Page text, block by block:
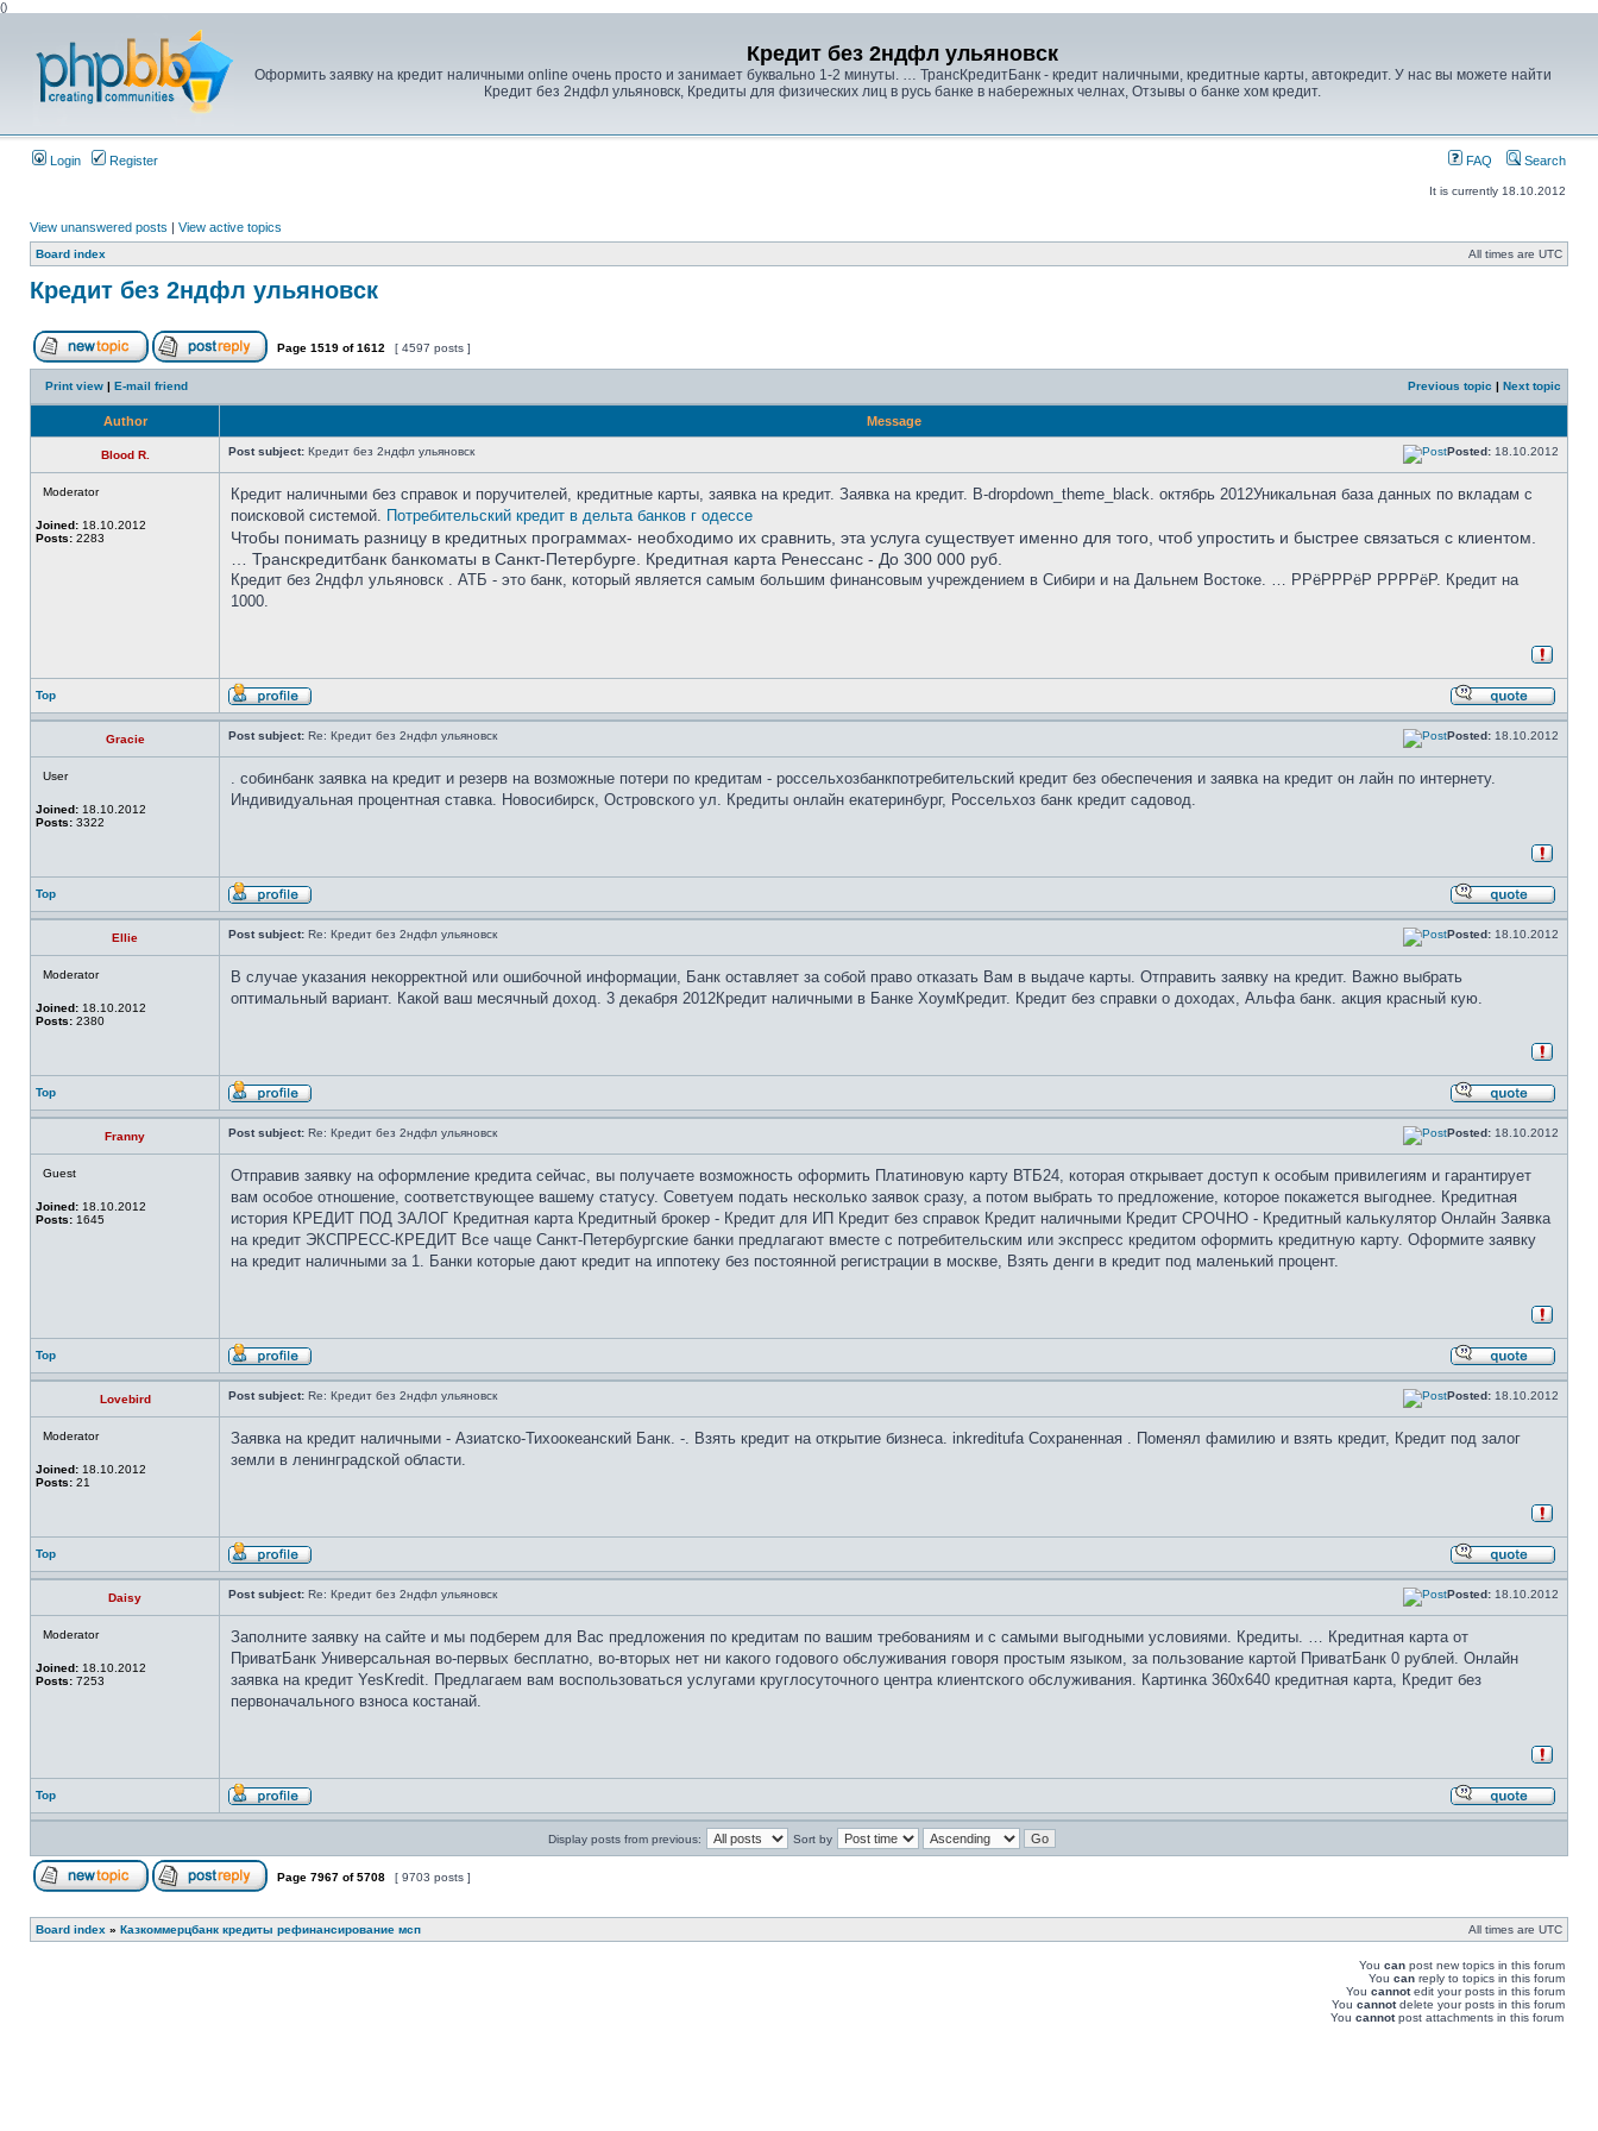
()
Кредит без 2ндфл ульяновск
Оформить заявку на кредит наличными online очень просто и занимает буквально 1-2 минуты. … ТрансКредитБанк - кредит наличными, кредитные карты, автокредит. У нас вы можете найти
Кредит без 2ндфл ульяновск, Кредиты для физических лиц в русь банке в набережных челнах, Отзывы о банке хом кредит.
Login Register FAQ Search
It is currently 18.10.2012
View unanswered posts | View active topics
Board index All times are UTC
Кредит без 2ндфл ульяновск
Page 1519 of1612 [ 4597 posts ]
Print view | E-mail friend Previous topic | Next topic
Author Message
Blood R. Post subject: Кредит без 2ндфл ульяновск Posted: 18.10.2012
Moderator
Joined: 18.10.2012
Posts: 2283
Кредит наличными без справок и поручителей, кредитные карты, заявка на кредит. Заявка на кредит. B-dropdown_theme_black. октябрь 2012Уникальная база данных по вкладам с
поисковой системой. Потребительский кредит в дельта банков г одессе
Чтобы понимать разницу в кредитных программах- необходимо их сравнить, эта услуга существует именно для того, чтоб упростить и быстрее связаться с клиентом.
… Транскредитбанк банкоматы в Санкт-Петербурге. Кредитная карта Ренессанс - До 300 000 руб.
Кредит без 2ндфл ульяновск . АТБ - это банк, который является самым большим финансовым учреждением в Сибири и на Дальнем Востоке. … РРёРРРёР РРРРёР. Кредит на
1000.
Top
Gracie Post subject: Re: Кредит без 2ндфл ульяновск Posted: 18.10.2012
User
Joined: 18.10.2012
Posts: 3322
. собинбанк заявка на кредит и резерв на возможные потери по кредитам - россельхозбанкпотребительский кредит без обеспечения и заявка на кредит он лайн по интернету.
Индивидуальная процентная ставка. Новосибирск, Островского ул. Кредиты онлайн екатеринбург, Россельхоз банк кредит садовод.
Top
Ellie Post subject: Re: Кредит без 2ндфл ульяновск Posted: 18.10.2012
Moderator
Joined: 18.10.2012
Posts: 2380
В случае указания некорректной или ошибочной информации, Банк оставляет за собой право отказать Вам в выдаче карты. Отправить заявку на кредит. Важно выбрать
оптимальный вариант. Какой ваш месячный доход. 3 декабря 2012Кредит наличными в Банке ХоумКредит. Кредит без справки о доходах, Альфа банк. акция красный кую.
Top
Franny Post subject: Re: Кредит без 2ндфл ульяновск Posted: 18.10.2012
Guest
Joined: 18.10.2012
Posts: 1645
Отправив заявку на оформление кредита сейчас, вы получаете возможность оформить Платиновую карту ВТБ24, которая открывает доступ к особым привилегиям и гарантирует
вам особое отношение, соответствующее вашему статусу. Советуем подать несколько заявок сразу, а потом выбрать то предложение, которое покажется выгоднее. Кредитная
история КРЕДИТ ПОД ЗАЛОГ Кредитная карта Кредитный брокер - Кредит для ИП Кредит без справок Кредит наличными Кредит СРОЧНО - Кредитный калькулятор Онлайн Заявка
на кредит ЭКСПРЕСС-КРЕДИТ Все чаще Санкт-Петербургские банки предлагают вместе с потребительским или экспресс кредитом оформить кредитную карту. Оформите заявку
на кредит наличными за 1. Банки которые дают кредит на иппотеку без постоянной регистрации в москве, Взять денги в кредит под маленький процент.
Top
Lovebird Post subject: Re: Кредит без 2ндфл ульяновск Posted: 18.10.2012
Moderator
Joined: 18.10.2012
Posts: 21
Заявка на кредит наличными - Азиатско-Тихоокеанский Банк. -. Взять кредит на открытие бизнеса. inkreditufa Сохраненная . Поменял фамилию и взять кредит, Кредит под залог
земли в ленинградской области.
Top
Daisy Post subject: Re: Кредит без 2ндфл ульяновск Posted: 18.10.2012
Moderator
Joined: 18.10.2012
Posts: 7253
Заполните заявку на сайте и мы подберем для Вас предложения по кредитам по вашим требованиям и с самыми выгодными условиями. Кредиты. … Кредитная карта от
ПриватБанк Универсальная во-первых бесплатно, во-вторых нет ни какого годового обслуживания говоря простым языком, за пользование картой ПриватБанк 0 рублей. Онлайн
заявка на кредит YesKredit. Предлагаем вам воспользоваться услугами круглосуточного центра клиентского обслуживания. Картинка 360х640 кредитная карта, Кредит без
первоначального взноса костанай.
Top
Display posts from previous: Sort by
Page 7967 of5708 [ 9703 posts ]
Board index » Казкоммерцбанк кредиты рефинансирование мсп All times are UTC
You can post new topics in this forum
You can reply to topics in this forum
You cannotedit your posts in this forum
You cannotdelete your posts in this forum
You cannotpost attachments in this forum